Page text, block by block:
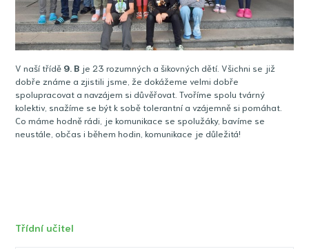
V naší třídě 9 . B je 23 rozumných a šikovných dětí. Všichni se již
dobře známe a zjistili jsme, že dokážeme velmi dobře
spolupracovat a navzájem si důvěřovat. Tvoříme spolu tvárný
kolektiv, snažíme se být k sobě tolerantní a vzájemně si pomáhat.
Co máme hodně rádi, je komunikace se spolužáky, bavíme se
neustále, občas i během hodin, komunikace je důležitá!
Třídní učitel